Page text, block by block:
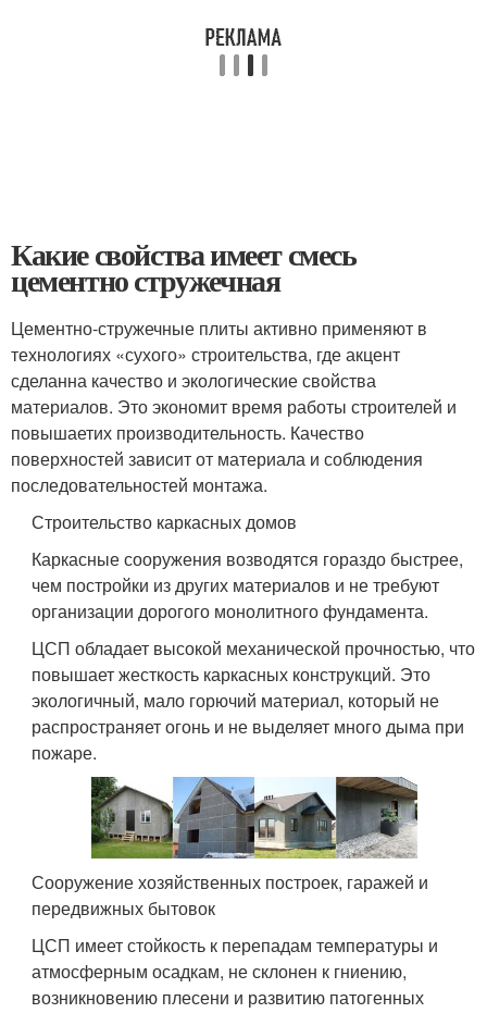
Какие свойства имеет смесь
цементно стружечная
Цементно-стружечные плиты активно применяют в
технологиях «сухого» строительства, где акцент
сделанна качество и экологические свойства
материалов. Это экономит время работы строителей и
повышаетих производительность. Качество
поверхностей зависит от материала и соблюдения
последовательностей монтажа.
Строительство каркасных домов
Каркасные сооружения возводятся гораздо быстрее,
чем постройки из других материалов и не требуют
организации дорогого монолитного фундамента.
ЦСП обладает высокой механической прочностью, что
повышает жесткость каркасных конструкций. Это
экологичный, мало горючий материал, который не
распространяет огонь и не выделяет много дыма при
пожаре.
Сооружение хозяйственных построек, гаражей и
передвижных бытовок
ЦСП имеет стойкость к перепадам температуры и
атмосферным осадкам, не склонен к гниению,
возникновению плесени и развитию патогенных